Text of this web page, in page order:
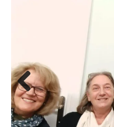
Previous